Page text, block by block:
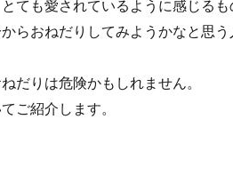
ても愛されているように感じるも
らおねだりしてみようかなと思
だりは危険かもしれません。
ご紹介します。